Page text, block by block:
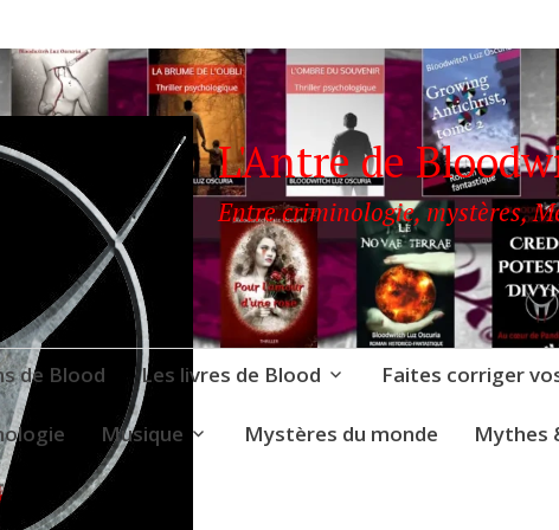
L'Antre de
Entre criminologie, mystères,
de Blood Les livres de Blood Faites corriger
Musique Mystères du monde Mythes